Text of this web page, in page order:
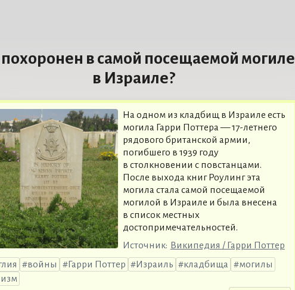
в самой посещаемой могиле
в Израиле?
На одном из кладбищ в Израиле есть
могила Гарри Поттера — 17-летнего
рядового британской армии,
погибшего в 1939 году
в столкновении с повстанцами.
После выхода книг Роулинг эта
могила стала самой посещаемой
могилой в Израиле и была внесена
в список местных
достопримечательностей.
Источник: Википедия / Гарри Поттер
войны Гарри Поттер Израиль кладбища
могилы